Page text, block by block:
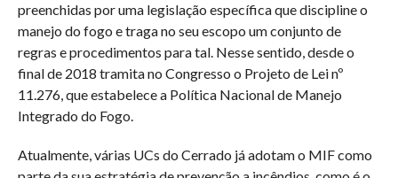
preenchidas por uma legislação específica que discipline o
manejo do fogo e traga no seu escopo um conjunto de
regras e procedimentos para tal. Nesse sentido, desde o
final de 2018 tramita no Congresso o Projeto de Lei nº
11.276, que estabelece a Política Nacional de Manejo
Integrado do Fogo.
Atualmente, várias UCs do Cerrado já adotam o MIF como